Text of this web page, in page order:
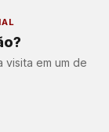
visita em um de